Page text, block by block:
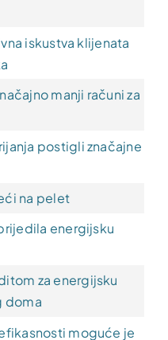
iskustva klijenata
manji računi za
postigli značajne
na pelet
energijsku
za energijsku
doma
moguće je